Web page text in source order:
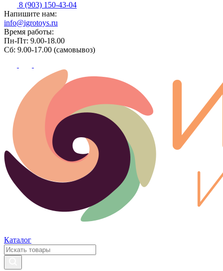
8 (903) 150-43-04
Напишите нам:
info@igrotoys.ru
Время работы:
Пн-Пт: 9.00-18.00
Сб: 9.00-17.00 (самовывоз)
Каталог